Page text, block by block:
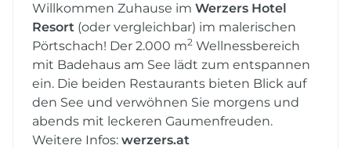
Willkommen Zuhause im Werzers Hotel
Resort (oder vergleichbar) im malerischen
Pörtschach! Der 2.000 m2 Wellnessbereich
mit Badehaus am See lädt zum entspannen
ein. Die beiden Restaurants bieten Blick auf
den See und verwöhnen Sie morgens und
abends mit leckeren Gaumenfreuden.
Weitere Infos: werzers.at